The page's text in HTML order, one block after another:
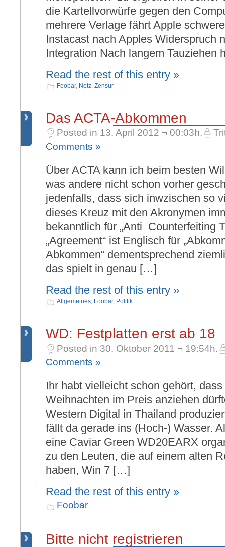
die Kartellvorwürfe gegen den
mehrere Verlage fährt Apple
Instacast nach Apples Widerspruch
Integration Nach langem
Read the rest of this entry »
Foobar, Netz, Zensur
Das ACTA-Abkommen
Posted in 13. April 2012 ¬ 00:03h.
Comments »
Über ACTA kann ich beim besten
was andere nicht schon vorher
jedenfalls, dass sich inwzischen so
dieses Kreuz mit den Akronymen
bekanntlich für „Anti Counterfeiting
„Agreement“ ist Englisch für
Abkommen“ dementsprechend
das spielt in genau […]
Read the rest of this entry »
Allgemeines, Foobar, Politik
WD: Festplatten erst ab 18
Posted in 30. Oktober 2011 ¬ 19:54h.
Comments »
Ihr habt vielleicht schon gehört,
Weihnachten im Preis anziehen
Western Digital in Thailand
fällt da gerade ins (Hoch-) Wasser.
eine Caviar Green WD20EARX
zu den Leuten, die auf einem alten
haben, Win 7 […]
Read the rest of this entry »
Foobar
Bitte nicht registrieren